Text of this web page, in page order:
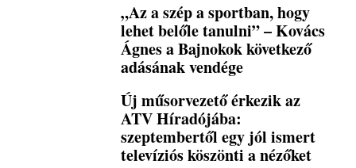
„Az a szép a sportban, hogy
lehet belőle tanulni” – Kovács
Ágnes a Bajnokok következő
adásának vendége
Új műsorvezető érkezik az
ATV Híradójába:
szeptembertől egy jól ismert
televíziós köszönti a nézőket